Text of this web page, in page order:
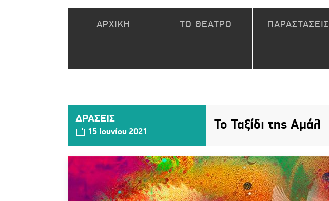
ΑΡΧΙΚΗ ΤΟ ΘΕΑΤΡΟ ΠΑΡΑΣΤΑΣΕΙΣ
ΔΡΑΣΕΙΣ
15 Ιουνίου 2021
Το Ταξίδι της Αμάλ